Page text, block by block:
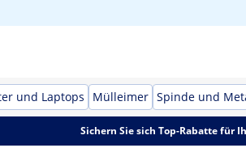
und Laptops Mülleimer Spinde und
Sichern Sie sich Top-Rabatte für